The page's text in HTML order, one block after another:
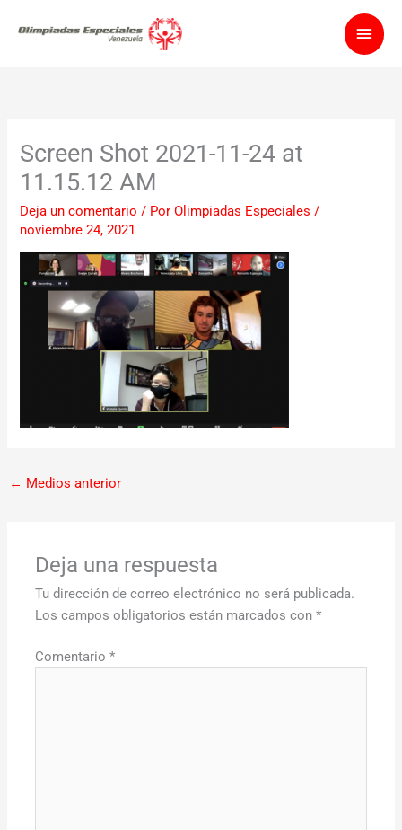
Screen Shot 2021-11-24 at
11.15.12 AM
Deja un comentario / PorOlimpiadas Especiales/
noviembre 24, 2021
← Medios anterior
Deja una respuesta
Tu dirección de correo electrónico no será publicada.
Los campos obligatorios están marcados con*
Comentario*